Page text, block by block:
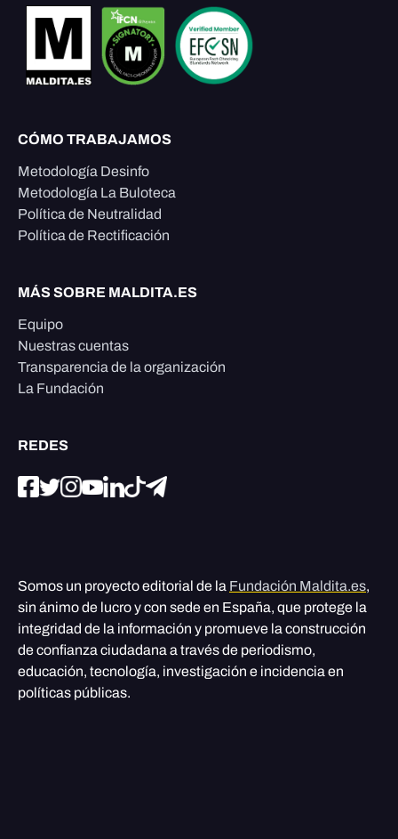
CÓMO TRABAJAMOS
Metodología Desinfo
Metodología La Buloteca
Política de Neutralidad
Política de Rectificación
MÁS SOBRE MALDITA.ES
Equipo
Nuestras cuentas
Transparencia de la organización
La Fundación
REDES
Somos un proyecto editorial de la Fundación Maldita.es,
sin ánimo de lucro y con sede en España, que protege la
integridad de la información y promueve la construcción
de confianza ciudadana a través de periodismo,
educación, tecnología, investigación e incidencia en
políticas públicas.